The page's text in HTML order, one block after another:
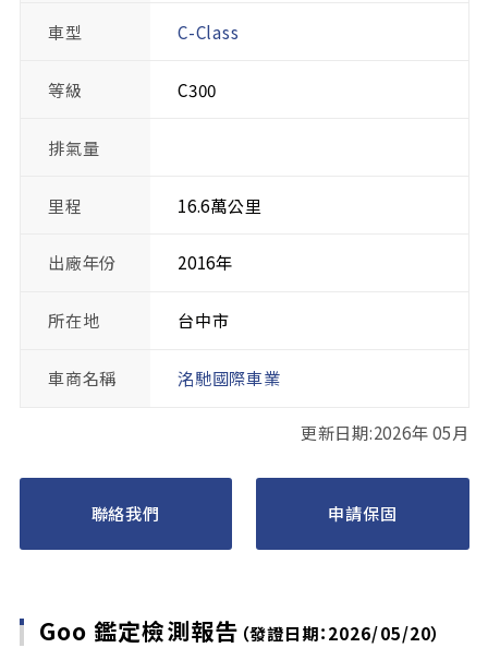
車型 C-Class
等級 C300
排氣量
里程 16.6萬公里
出廠年份 2016年
所在地 台中市
車商名稱 洺馳國際車業
更新日期:2026年 05月
聯絡我們 申請保固
Goo 鑑定檢測報告 （發證日期：2026/05/20）